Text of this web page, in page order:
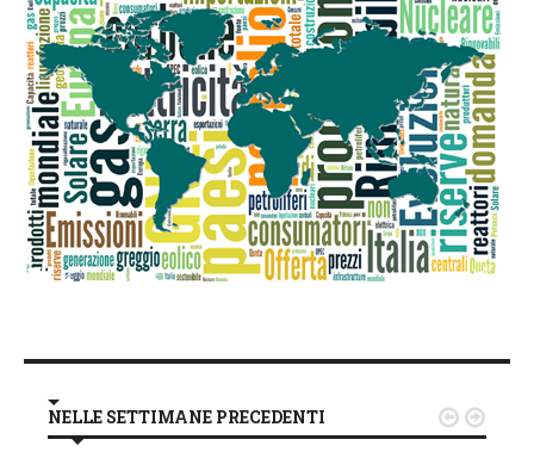
NELLE SETTIMANE PRECEDENTI  